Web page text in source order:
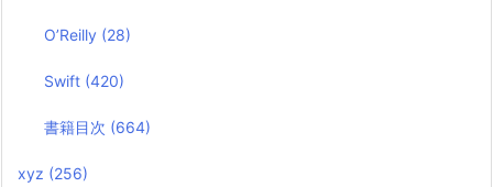
O’Reilly (28)
Swift (420)
書籍目次 (664)
xyz (256)